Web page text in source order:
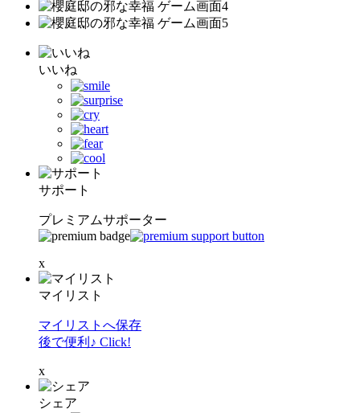
いいね
サポート
プレミアムサポーター
x
マイリスト
マイリストへ保存
後で便利♪ Click!
x
シェア